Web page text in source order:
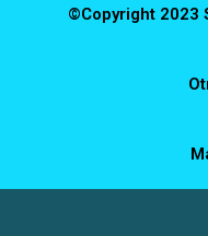
©Copyright 2023